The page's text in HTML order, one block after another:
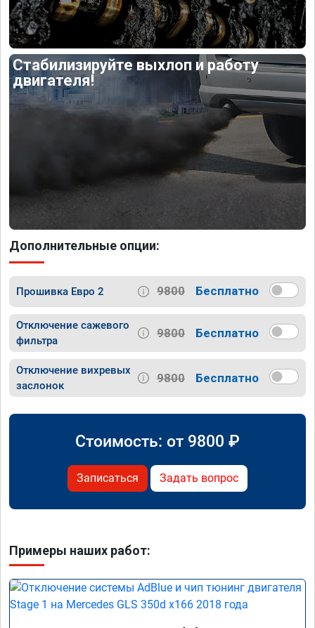
Стабилизируйте выхлоп и работу
двигателя!
Дополнительные опции:
Прошивка Евро 2 9800 Бесплатно
Отключение сажевого
фильтра
9800 Бесплатно
Отключение вихревых
заслонок
9800 Бесплатно
Стоимость: от 9800 ₽
Записаться Задать вопрос
Примеры наших работ: